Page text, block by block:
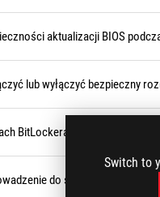
Switch to
aktualizacji BIOS
lub wyłączyć bezpieczny
BitLockera (CVE-2026-45585)
do szyfrowania